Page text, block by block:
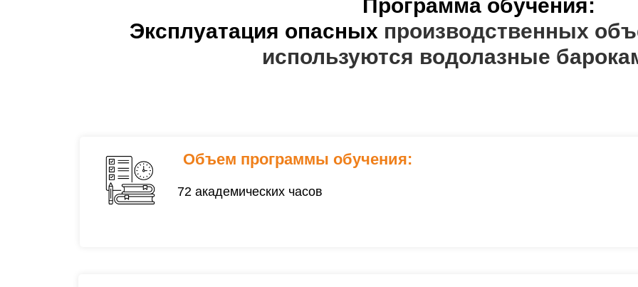
Программа обучения:
Эксплуатация опасных производственных
используются водолазные
72 академических часов
Объем программы обучения: